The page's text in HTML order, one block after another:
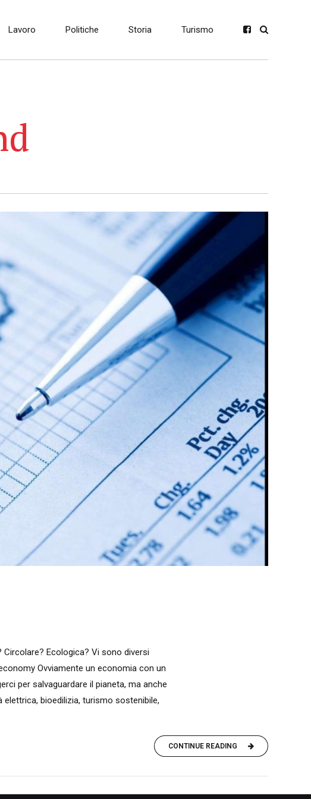
Lavoro Politiche Storia Turismo
Ecologica? Vi sono diversi
Ovviamente un economia con un
per salvaguardare il pianeta, ma anche
bioedilizia, turismo sostenibile,
CONTINUE READING